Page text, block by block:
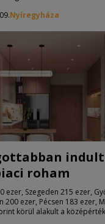
Nyíregyháza
indult
roham
ezer, Szegeden 215 ezer,
200 ezer, Pécsen 183 ezer,
körül alakult a